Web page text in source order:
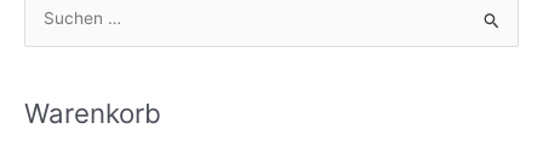
auf.
hWarenkorb